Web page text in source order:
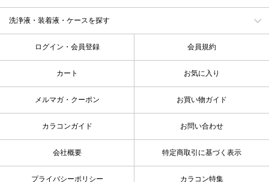
洗浄液・装着液・ケースを探す
ログイン・会員登録 会員規約
カート お気に入り
メルマガ・クーポン お買い物ガイド
カラコンガイド お問い合わせ
会社概要 特定商取引に基づく表示
プライバシーポリシー カラコン特集